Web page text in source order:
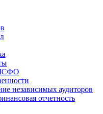
МСФО
независимых аудиторов
отчетность